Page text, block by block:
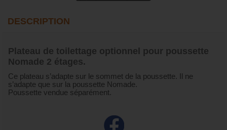
DESCRIPTION
Plateau de toilettage optionnel pour poussette
Nomade 2 étages.
Ce plateau s’adapte sur le sommet de la poussette. Il ne
s’adapte que sur la poussette Nomade.
Poussette vendue séparément.